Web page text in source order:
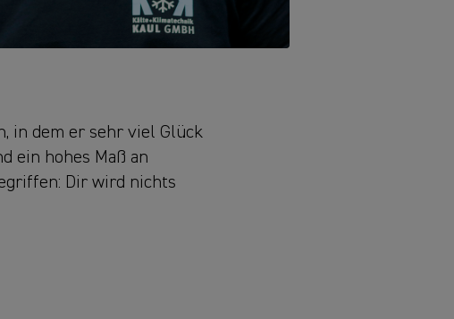
in dem er sehr viel Glück
ein hohes Maß an
Dir wird nichts